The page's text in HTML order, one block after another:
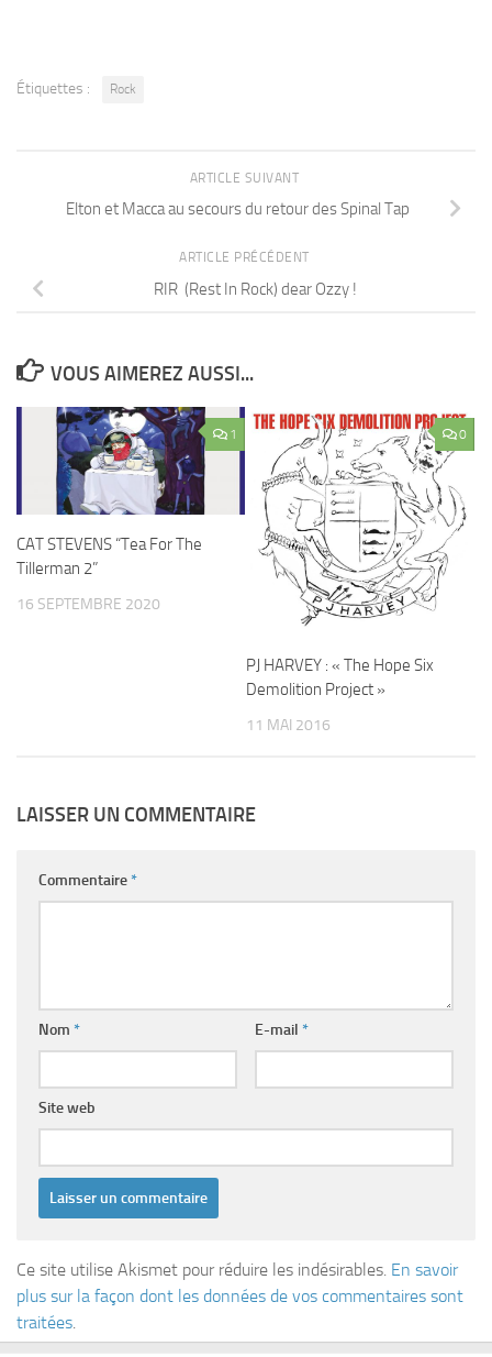
Étiquettes : Rock
ARTICLE SUIVANT
Elton et Macca au secours du retour des Spinal Tap
ARTICLE PRÉCÉDENT
RIR (Rest In Rock) dear Ozzy !
VOUS AIMEREZ AUSSI...
1
CAT STEVENS “Tea For The
Tillerman 2”
16 SEPTEMBRE 2020
0
PJ HARVEY : « The Hope Six
Demolition Project »
11 MAI 2016
LAISSER UN COMMENTAIRE
Commentaire*
Nom * E-mail *
Site web
Ce site utilise Akismet pour réduire les indésirables. En savoir
plus sur la façon dont les données de vos commentaires sont
traitées